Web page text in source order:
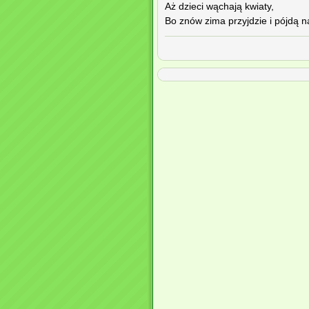
Aż dzieci wąchają kwiaty,
Bo znów zima przyjdzie i pójdą